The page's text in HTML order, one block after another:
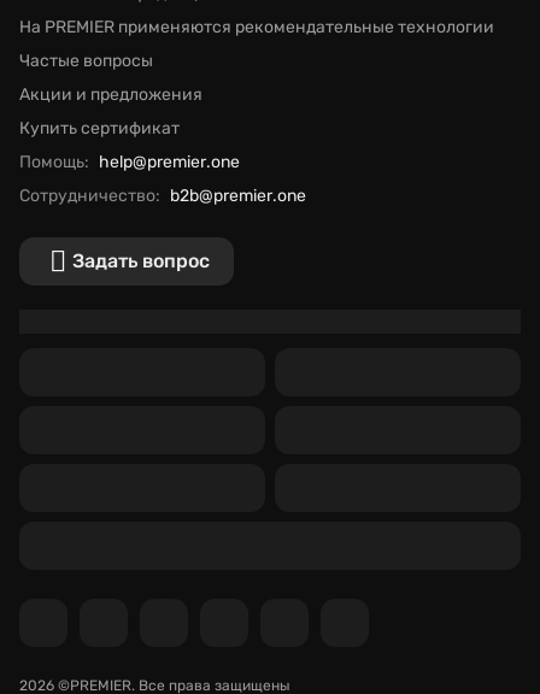
На PREMIER применяются рекомендательные технологии
Частые вопросы
Акции и предложения
Купить сертификат
Помощь: help@premier.one
Сотрудничество: b2b@premier.one
Задать вопрос
2026 ©PREMIER. Все права защищены